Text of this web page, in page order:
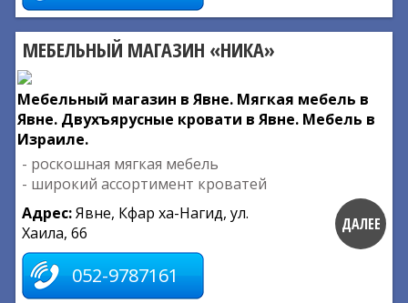
МЕБЕЛЬНЫЙ МАГАЗИН «НИКА»
Мебельный магазин в Явне. Мягкая мебель в
Явне. Двухъярусные кровати в Явне. Мебель в
Израиле.
- роскошная мягкая мебель
- широкий ассортимент кроватей
Адрес:Явне, Кфар ха-Нагид, ул.
Хаила, 66
052-9787161
ДАЛЕЕ